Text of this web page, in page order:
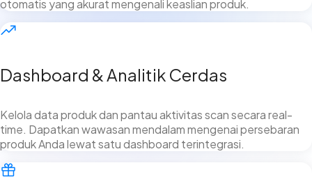
otomatis yang akurat mengenali keaslian produk.
Dashboard & Analitik Cerdas
Kelola data produk dan pantau aktivitas scan secara real-
time. Dapatkan wawasan mendalam mengenai persebaran
produk Anda lewat satu dashboard terintegrasi.